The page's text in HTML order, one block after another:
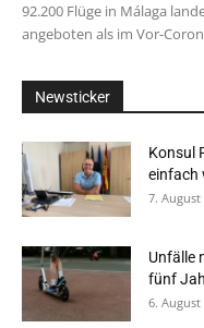
92.200 Flüge in Málaga
angeboten als im Vor-
Newsticker
Konsul
einfach
7. August
Unfälle
fünf
6. August